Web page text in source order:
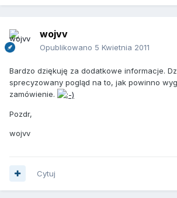
wojvv
Opublikowano 5 Kwietnia 2011
Bardzo dziękuję za dodatkowe informacje.
sprecyzowany pogląd na to, jak powinno
zamówienie.
Pozdr,
wojvv
Cytuj